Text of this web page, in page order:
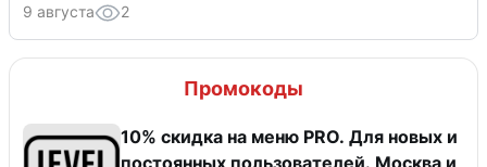
9 августа 2
Промокоды
10% скидка на меню PRO. Для новых и
постоянных пользователей. Москва и